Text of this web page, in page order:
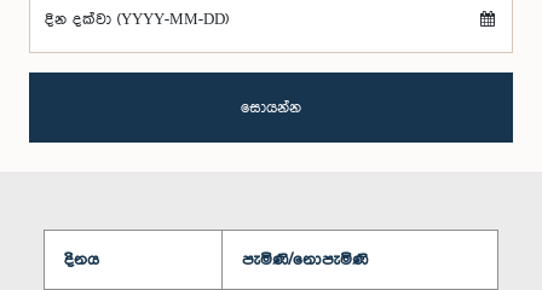
දින දක්වා (YYYY-MM-DD)
සොයන්න
දිනය පැමිණි/නොපැමිණි